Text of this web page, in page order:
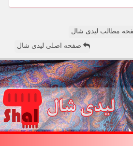
مطالب لیدی شال
صفحه اصلی لیدی شال